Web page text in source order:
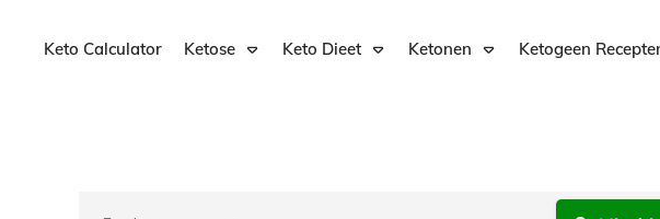
Keto Calculator Ketose Keto Dieet Ketonen Ketogeen